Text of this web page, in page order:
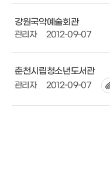
강원국악예술회관
관리자 2012-09-07
춘천시립청소년도서관
관리자 2012-09-07